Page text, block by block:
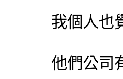
我個人也
他們公司